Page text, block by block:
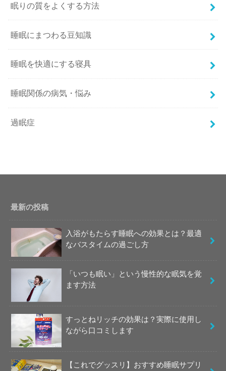
眠りの質をよくする方法
睡眠にまつわる豆知識
睡眠を快適にする寝具
睡眠関係の病気・悩み
過眠症
最新の投稿
入浴がもたらす睡眠への効果とは？最適
なバスタイムの過ごし方
「いつも眠い」という慢性的な眠気を覚
ます方法
すっとねリッチの効果は？実際に使用し
ながら口コミします
【これでグッスリ】おすすめ睡眠サプリ